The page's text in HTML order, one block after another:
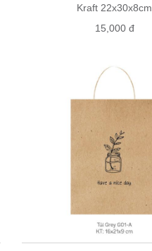
Kraft 22x30x8cm
15,000 đ